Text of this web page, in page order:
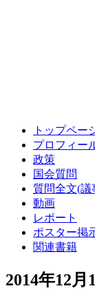
トップペー
プロフィー
政策
国会質問
質問全文(議
動画
レポート
ポスター掲
関連書籍
2014年12